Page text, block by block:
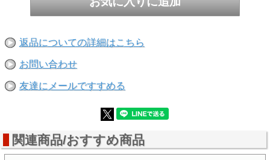
返品についての詳細はこちら
お問い合わせ
友達にメールですすめる
関連商品/おすすめ商品